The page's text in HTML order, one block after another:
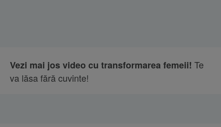
Vezi mai jos video cu transformarea femeii! Te
va lăsa fără cuvinte!